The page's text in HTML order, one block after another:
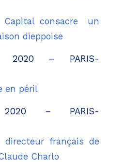
Capital consacre un
dieppoise
2020 – PARIS-
en péril
2020 – PARIS-
directeur français de
Charlo